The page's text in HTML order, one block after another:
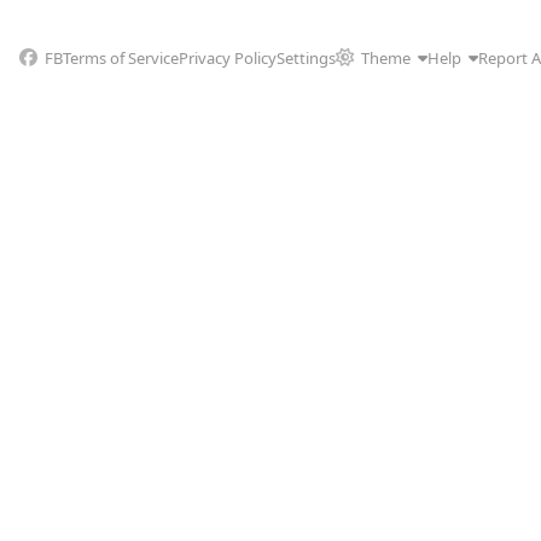
FBTerms of ServicePrivacy PolicySettings Theme Help Report